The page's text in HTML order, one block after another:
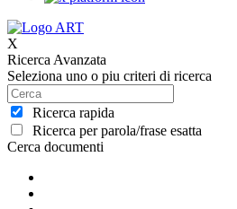
X
Ricerca Avanzata
Seleziona uno o piu criteri di ricerca
Ricerca rapida
Ricerca per parola/frase esatta
Cerca documenti